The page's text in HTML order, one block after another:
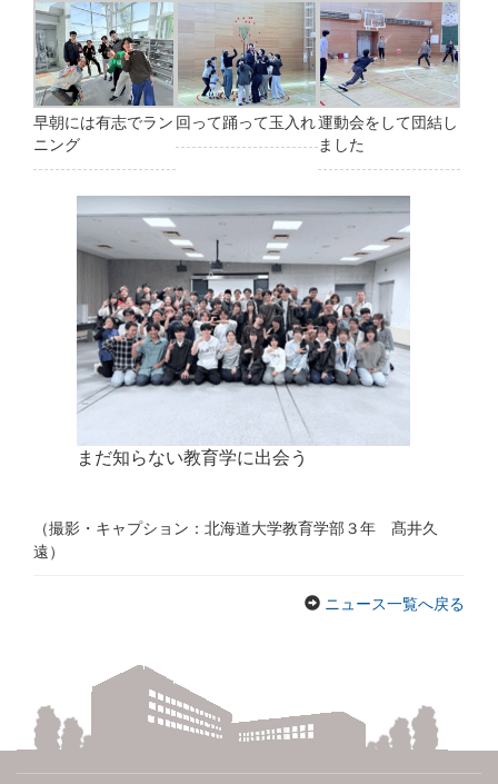
早朝には有志でラン
ニング
回って踊って玉入れ運動会をして団結し
ました
まだ知らない教育学に出会う
（撮影・キャプション：北海道大学教育学部３年 髙井久
遠）
ニュース一覧へ戻る